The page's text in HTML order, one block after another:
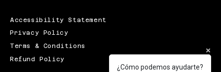
Accessibility Statement
Privacy Policy
Terms & Conditions
Refund Policy
¿Cómo podemos ayudarte?